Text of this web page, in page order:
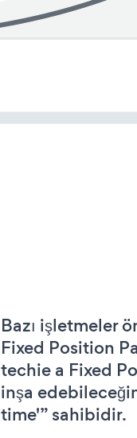
Bazı işletmeler
Fixed Position
techie a Fixed
inşa
time'” sahibidir.